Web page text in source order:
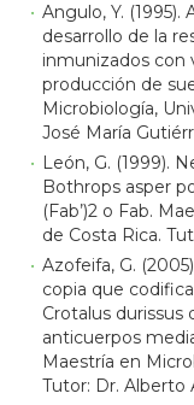
Angulo, Y.
desarrollo de la
inmunizados con
producción de
Microbiología,
José María
León, G. (1999).
Bothrops asper
(Fab’)2 o Fab.
de Costa Rica.
Azofeifa, G.
copia que
Crotalus durissus
anticuerpos
Maestría en
Tutor: Dr. Alberto